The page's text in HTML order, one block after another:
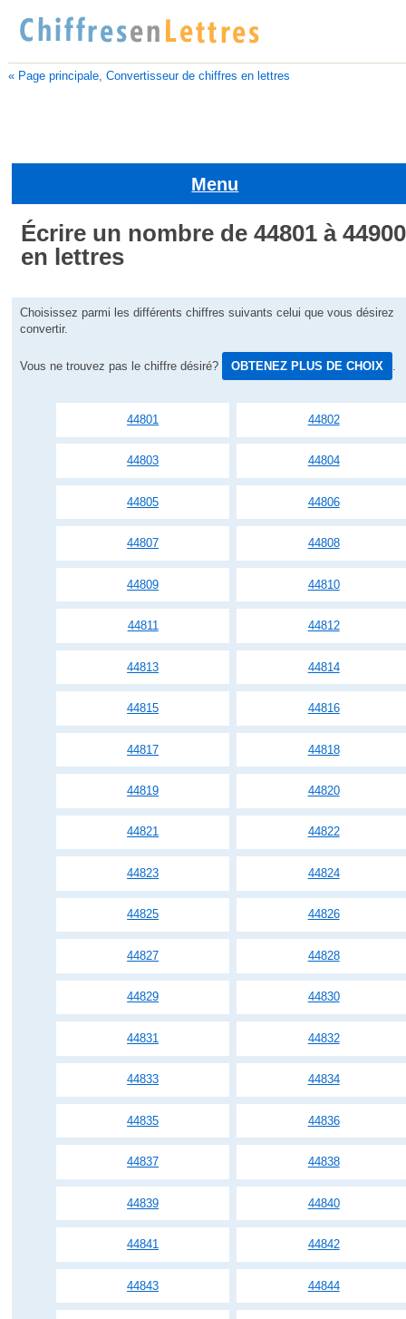
« Page principale, Convertisseur de chiffres en lettres
Menu
Écrire un nombre de 44801 à 44900
en lettres
Choisissez parmi les différents chiffres suivants celui que vous désirez
convertir.
Vous ne trouvez pas le chiffre désiré? OBTENEZ PLUS DE CHOIX
44801 44802
44803 44804
44805 44806
44807 44808
44809 44810
44811 44812
44813 44814
44815 44816
44817 44818
44819 44820
44821 44822
44823 44824
44825 44826
44827 44828
44829 44830
44831 44832
44833 44834
44835 44836
44837 44838
44839 44840
44841 44842
44843 44844